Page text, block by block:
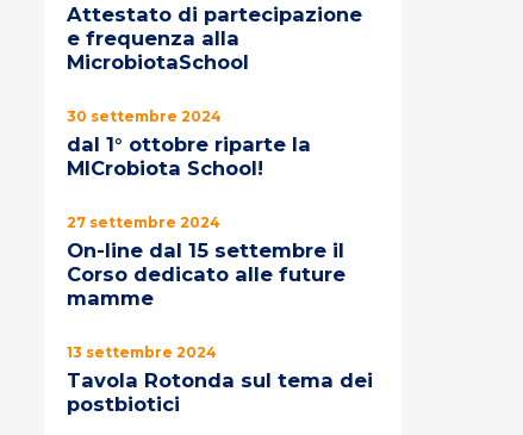
Attestato di partecipazione
e frequenza alla
MicrobiotaSchool
30 settembre 2024
dal 1° ottobre riparte la
MICrobiota School!
27 settembre 2024
On-line dal 15 settembre il
Corso dedicato alle future
mamme
13 settembre 2024
Tavola Rotonda sul tema dei
postbiotici